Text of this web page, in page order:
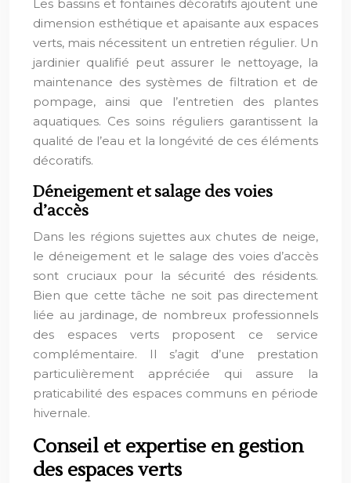
Les bassins et fontaines décoratifs ajoutent une
dimension esthétique et apaisante aux espaces
verts, mais nécessitent un entretien régulier. Un
jardinier qualifié peut assurer le nettoyage, la
maintenance des systèmes de filtration et de
pompage, ainsi que l’entretien des plantes
aquatiques. Ces soins réguliers garantissent la
qualité de l’eau et la longévité de ces éléments
décoratifs.
Déneigement et salage des voies
d’accès
Dans les régions sujettes aux chutes de neige,
le déneigement et le salage des voies d’accès
sont cruciaux pour la sécurité des résidents.
Bien que cette tâche ne soit pas directement
liée au jardinage, de nombreux professionnels
des espaces verts proposent ce service
complémentaire. Il s’agit d’une prestation
particulièrement appréciée qui assure la
praticabilité des espaces communs en période
hivernale.
Conseil et expertise en gestion
des espaces verts